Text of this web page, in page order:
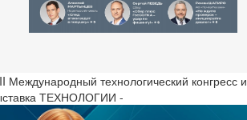
Международный технологический конгресс и
ТЕХНОЛОГИИ -